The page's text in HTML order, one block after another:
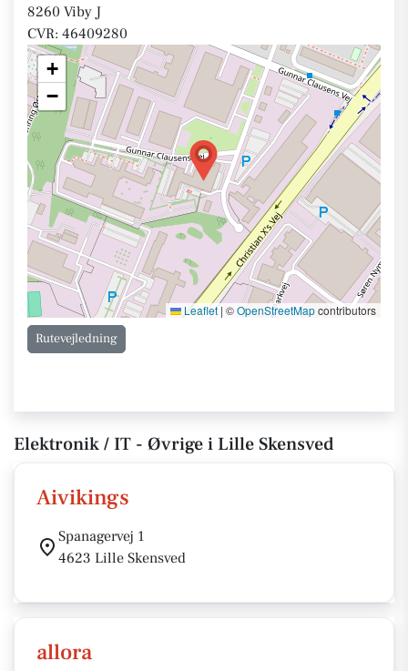
8260 Viby J
CVR: 46409280
+
−
Leaflet | ©OpenStreetMapcontributors
Rutevejledning
Elektronik / IT - Øvrige i Lille Skensved
Aivikings
Spanagervej 1
4623 Lille Skensved
allora